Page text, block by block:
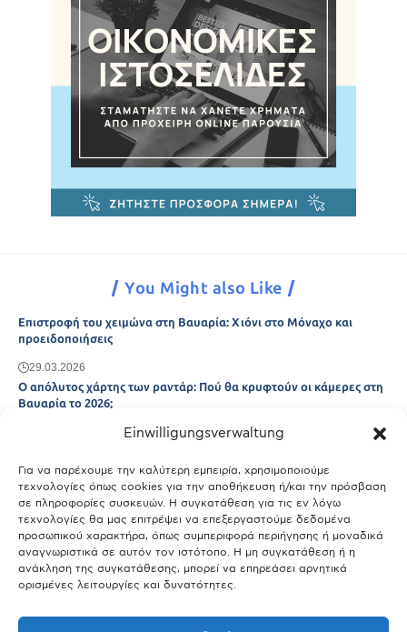
Einwilligungsverwaltung
Για να παρέχουμε την καλύτερη εμπειρία, χρησιμοποιούμε
τεχνολογίες όπως cookies για την αποθήκευση ή/και την πρόσβαση
σε πληροφορίες συσκευών. Η συγκατάθεση για τις εν λόγω
τεχνολογίες θα μας επιτρέψει να επεξεργαστούμε δεδομένα
προσωπικού χαρακτήρα, όπως συμπεριφορά περιήγησης ή μοναδικά
αναγνωριστικά σε αυτόν τον ιστότοπο. Η μη συγκατάθεση ή η
ανάκληση της συγκατάθεσης, μπορεί να επηρεάσει αρνητικά
ορισμένες λειτουργίες και δυνατότητες.
You Might also Like
Επιστροφή του χειμώνα στη Βαυαρία: Χιόνι στο Μόναχο και
προειδοποιήσεις
29.03.2026
Ο απόλυτος χάρτης των ραντάρ: Πού θα κρυφτούν οι κάμερες στη
Βαυαρία το 2026;
Μόναχο;
25.03.2026
Θύελλα χτυπά το Μόναχο: Κίνδυνος από τους ισχυρούς ανέμους
και τις καταιγίδες
25.03.2026